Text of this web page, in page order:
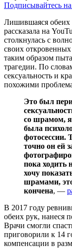
Подписывайтесь
Лишившаяся обеих
рассказала на
столкнулась с
своих
таким образом
трагедии. По
сексуальность и
похожими
Это был
со шрамом,
была
фотосессии.
точно он ей
пока ходить
хочу
шрамами,
кончена, —
В 2017 году
обеих рук, нанеся
Врачи смогли
приговорили к 14
компенсации в